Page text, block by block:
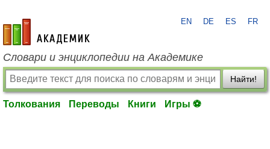
academic.ru
EN DE ES FR
Словари и энциклопедии на Академике
Найти!
Толкования Переводы Книги Игры ⚽